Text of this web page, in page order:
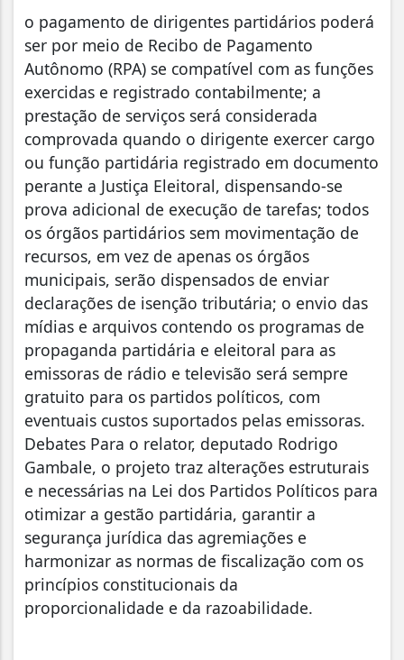
o pagamento de dirigentes partidários poderá
ser por meio de Recibo de Pagamento
Autônomo (RPA) se compatível com as funções
exercidas e registrado contabilmente; a
prestação de serviços será considerada
comprovada quando o dirigente exercer cargo
ou função partidária registrado em documento
perante a Justiça Eleitoral, dispensando-se
prova adicional de execução de tarefas; todos
os órgãos partidários sem movimentação de
recursos, em vez de apenas os órgãos
municipais, serão dispensados de enviar
declarações de isenção tributária; o envio das
mídias e arquivos contendo os programas de
propaganda partidária e eleitoral para as
emissoras de rádio e televisão será sempre
gratuito para os partidos políticos, com
eventuais custos suportados pelas emissoras.
Debates Para o relator, deputado Rodrigo
Gambale, o projeto traz alterações estruturais
e necessárias na Lei dos Partidos Políticos para
otimizar a gestão partidária, garantir a
segurança jurídica das agremiações e
harmonizar as normas de fiscalização com os
princípios constitucionais da
proporcionalidade e da razoabilidade.